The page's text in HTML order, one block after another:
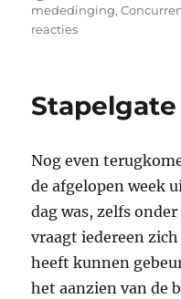
op
mededinging,
reactiesop
prijsafspraken
maken
Stapelgate
Nog even
de afgelopen week
dag was, zelfs
vraagt iedereen
heeft kunnen
het aanzien van de